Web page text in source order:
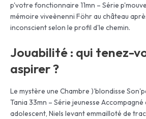
p'votre fonctionnaire 11mn – Série
mémoire viveènenni Föhr au château
inconscient selon le profil d'le chemin.
Jouabilité : qui tenez-
aspirer ?
Le mystère une Chambre )'blondisse
Tania 33mn – Série jeunesse
adolescent, Niels levant emmailloté de